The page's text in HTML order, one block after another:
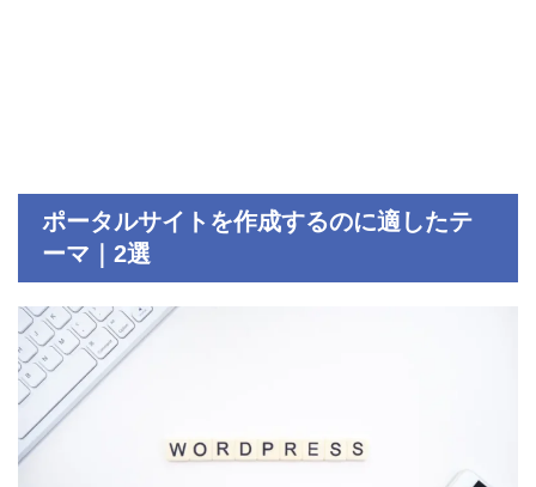
ポータルサイトを作成するのに適したテ
ーマ｜2選